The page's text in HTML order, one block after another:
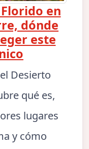
en
dónde
este
Desierto
qué es,
lugares
y cómo